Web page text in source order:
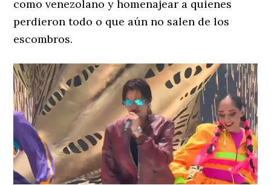
como venezolano y homenajear a quienes
perdieron todo o que aún no salen de los
escombros.